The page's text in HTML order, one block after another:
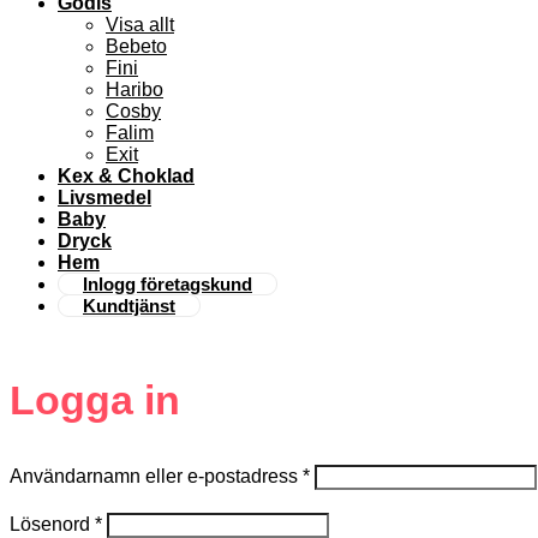
Visa allt
Bebeto
Fini
Haribo
Cosby
Falim
Exit
Kex & Choklad
Livsmedel
Baby
Dryck
Hem
Inlogg företagskund
Kundtjänst
Logga in
Användarnamn eller e-postadress *
Lösenord *